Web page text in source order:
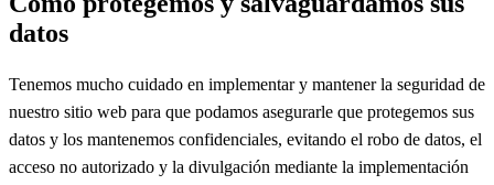
datos
Tenemos mucho cuidado en implementar y mantener la seguridad de
nuestro sitio web para que podamos asegurarle que protegemos sus
datos y los mantenemos confidenciales, evitando el robo de datos, el
acceso no autorizado y la divulgación mediante la implementación